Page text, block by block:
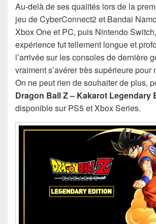
Au-delà de ses qualités lors de la
jeu de CyberConnect2 et Bandai
Xbox One et PC, puis Nintendo
expérience fut tellement longue et
l’arrivée sur les consoles de dernière
vraiment s’avérer très supérieure pour
On ne peut rien de souhaiter de plus,
Dragon Ball Z – Kakarot Legendary
disponible sur PS5 et Xbox Series.